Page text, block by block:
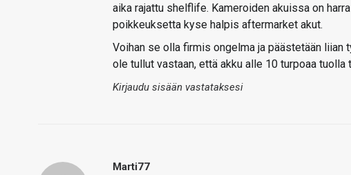
aika rajattu shelflife. Kameroiden akuissa on
poikkeuksetta kyse halpis aftermarket akut.
Voihan se olla firmis ongelma ja päästetään
ole tullut vastaan, että akku alle 10 turpoaa
Kirjaudu sisään vastataksesi
Marti77